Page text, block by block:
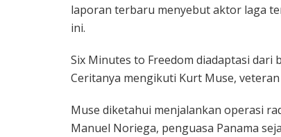
laporan terbaru menyebut aktor laga
ini.
Six Minutes to Freedom diadaptasi dari
Ceritanya mengikuti Kurt Muse,
Muse diketahui menjalankan operasi
Manuel Noriega, penguasa Panama